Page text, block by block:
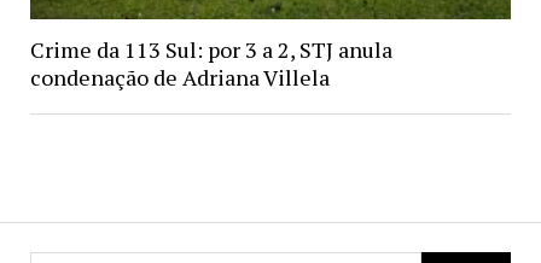
Crime da 113 Sul: por 3 a 2, STJ anula
condenação de Adriana Villela